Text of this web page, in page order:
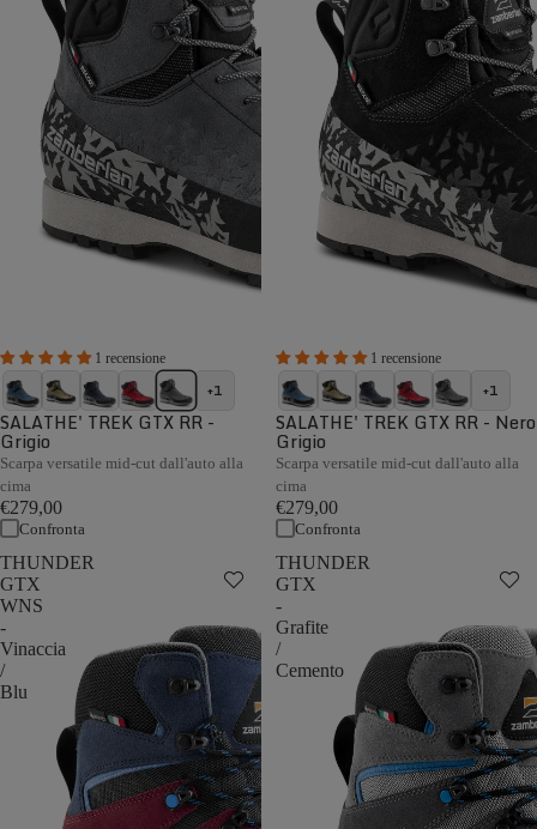
1 recensione
+1
SALATHE' TREK GTX RR -
Grigio
Scarpa versatile mid-cut dall'auto alla
cima
€279,00
Confronta
1 recensione
+1
SALATHE' TREK GTX RR - Nero
Grigio
Scarpa versatile mid-cut dall'auto alla
cima
€279,00
Confronta
THUNDER
GTX
WNS
-
Vinaccia
/
Blu
THUNDER
GTX
-
Grafite
/
Cemento